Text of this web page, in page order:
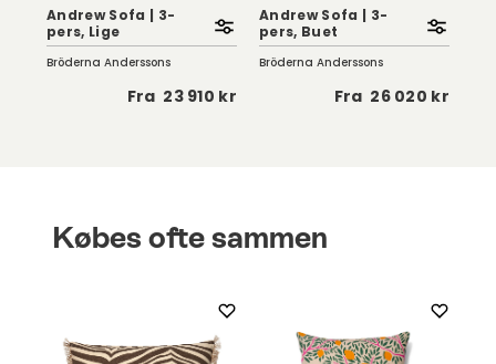
Andrew Sofa | 3-
pers, Lige
Bröderna Anderssons
Fra 23 910 kr
Andrew Sofa | 3-
pers, Buet
Bröderna Anderssons
Fra 26 020 kr
Købes ofte sammen